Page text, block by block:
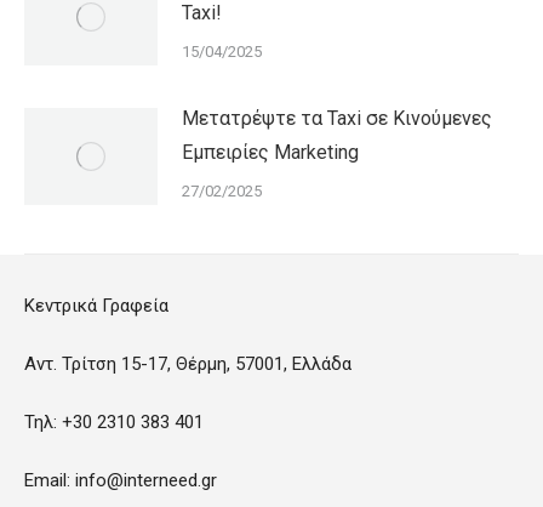
Taxi!
15/04/2025
Μετατρέψτε τα Taxi σε Κινούμενες
Εμπειρίες Marketing
27/02/2025
Κεντρικά Γραφεία
Αντ. Τρίτση 15-17, Θέρμη, 57001, Ελλάδα
Τηλ: +30 2310 383 401
Email: info@interneed.gr